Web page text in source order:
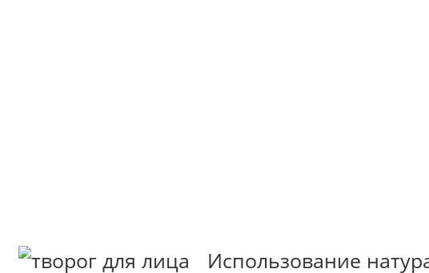
Использование